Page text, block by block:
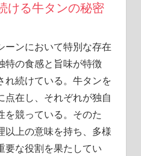
ける牛タンの秘密
ーンにおいて特別な存在
特の食感と旨味が特徴
れ続けている。牛タンを
点在し、それぞれが独自
を競っている。そのた
以上の意味を持ち、多様
要な役割を果たしてい